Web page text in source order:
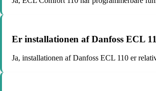
Er installationen af Danfoss ECL
Ja, installationen af Danfoss ECL 110 er